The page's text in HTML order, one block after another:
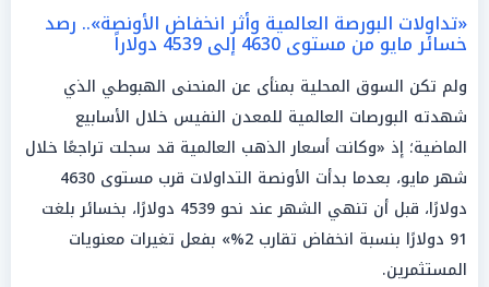
«تداولات البورصة العالمية وأثر انخفاض الأونصة».. رصد
خسائر مايو من مستوى 4630 إلى 4539 دولاراً
ولم تكن السوق المحلية بمنأى عن المنحنى الهبوطي الذي
شهدته البورصات العالمية للمعدن النفيس خلال الأسابيع
الماضية؛ إذ «وكانت أسعار الذهب العالمية قد سجلت تراجعًا خلال
شهر مايو، بعدما بدأت الأونصة التداولات قرب مستوى 4630
دولارًا، قبل أن تنهي الشهر عند نحو 4539 دولارًا، بخسائر بلغت
91 دولارًا بنسبة انخفاض تقارب 2%» بفعل تغيرات معنويات
المستثمرين.